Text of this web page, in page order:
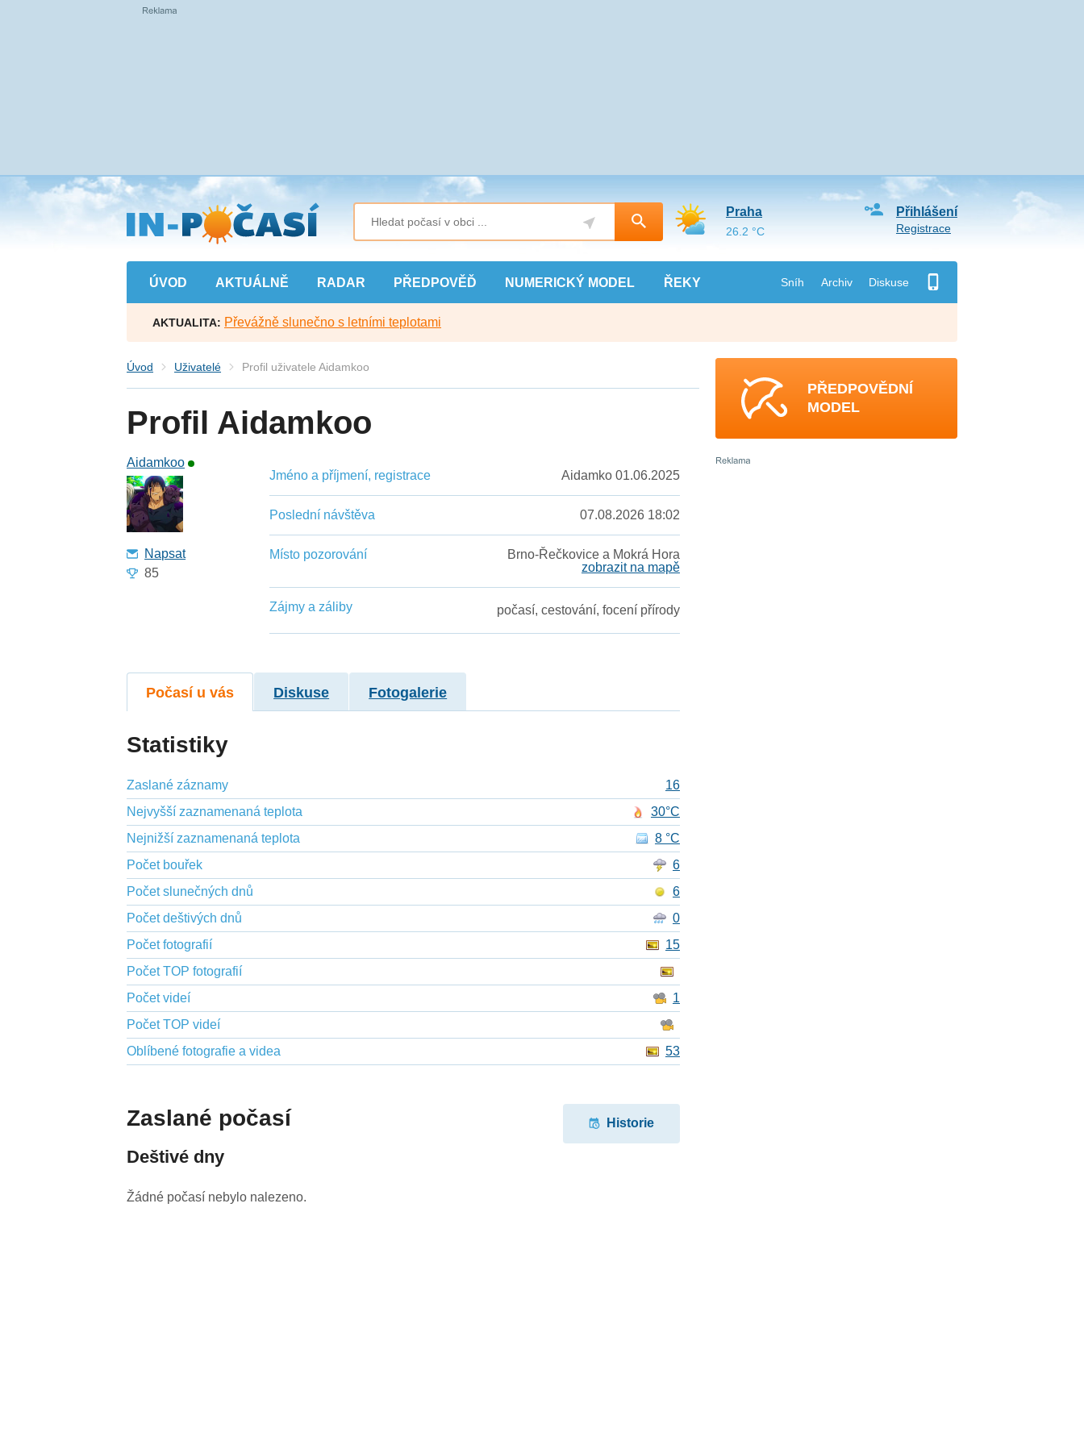
Přejít
na
hlavní
obsah
ÚVOD AKTUÁLNĚ RADAR PŘEDPOVĚĎ NUMERICKÝ MODEL ŘEKY Sníh Archiv Diskuse
Přihlášení
Registrace
Praha
26.2 °C
AKTUALITA: Převážně slunečno s letními teplotami
Úvod Uživatelé Profil uživatele Aidamkoo
Profil Aidamkoo
Aidamkoo
Napsat
85
Jméno a příjmení, registrace Aidamko 01.06.2025
Poslední návštěva 07.08.2026 18:02
Místo pozorování
Brno-Řečkovice a Mokrá Hora
zobrazit na mapě
Zájmy a záliby počasí, cestování, focení přírody
Počasí u vás Diskuse Fotogalerie
Statistiky
Zaslané záznamy
16
Nejvyšší zaznamenaná teplota
30°C
Nejnižší zaznamenaná teplota
8 °C
Počet bouřek
6
Počet slunečných dnů
6
Počet deštivých dnů
0
Počet fotografií
15
Počet TOP fotografií
Počet videí
1
Počet TOP videí
Oblíbené fotografie a videa
53
Zaslané počasí
Deštivé dny
Historie
Žádné počasí nebylo nalezeno.
PŘEDPOVĚDNÍ
MODEL